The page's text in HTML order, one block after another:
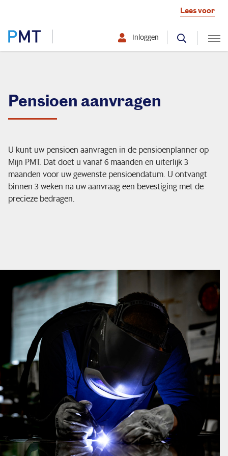
Lees voor
Werkgever
Over PMT
Inloggen
Mijn situatie verandert
Zo beleggen we
Service & contact
Pensioen aanvragen
U kunt uw pensioen aanvragen in de pensioenplanner op
Mijn PMT. Dat doet u vanaf 6 maanden en uiterlijk 3
maanden voor uw gewenste pensioendatum. U ontvangt
binnen 3 weken na uw aanvraag een bevestiging met de
precieze bedragen.